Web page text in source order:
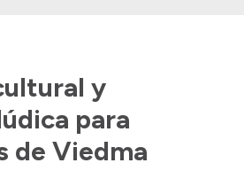
y
para
de Viedma